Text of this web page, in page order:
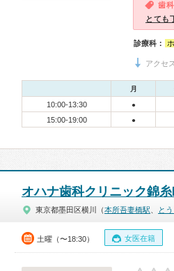
歯科
とても
診療科：
アクセ
月
10:00-13:30 ●
15:00-19:00
●
オハナ歯科クリニック錦
東京都墨田区横川（本所吾妻橋駅 と
土曜（〜18:30） 女医在籍